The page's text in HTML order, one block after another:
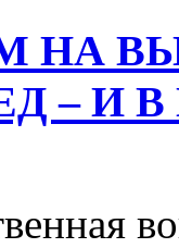
НА
– И